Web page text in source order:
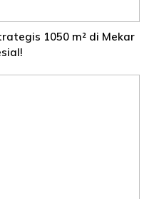
1050 m² di Mekar